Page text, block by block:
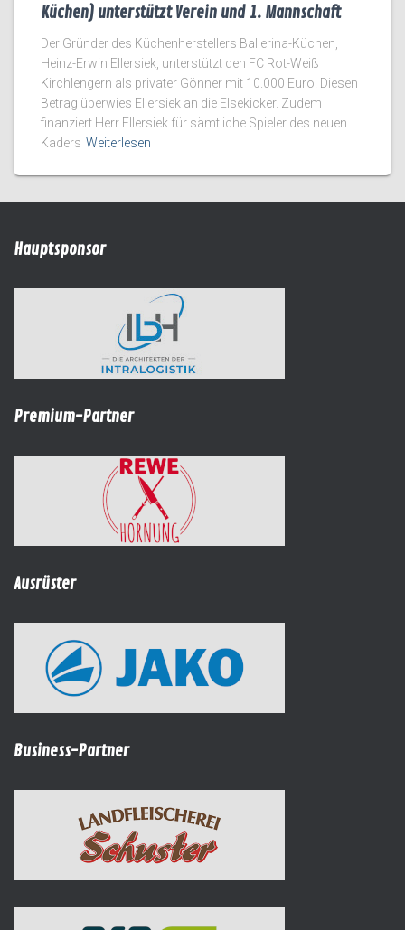
Küchen) unterstützt Verein und 1. Mannschaft
Der Gründer des Küchenherstellers Ballerina-Küchen,
Heinz-Erwin Ellersiek, unterstützt den FC Rot-Weiß
Kirchlengern als privater Gönner mit 10.000 Euro. Diesen
Betrag überwies Ellersiek an die Elsekicker. Zudem
finanziert Herr Ellersiek für sämtliche Spieler des neuen
Kaders Weiterlesen
Hauptsponsor
Premium-Partner
Ausrüster
Business-Partner